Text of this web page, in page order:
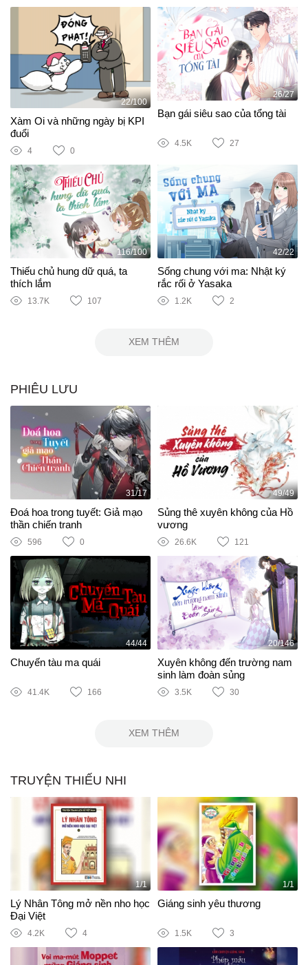
22/100
Xàm Oi và những ngày bị KPI
đuổi
4 0
26/27
Bạn gái siêu sao của tổng tài
4.5K 27
116/100
Thiếu chủ hung dữ quá, ta
thích lắm
13.7K 107
42/22
Sống chung với ma: Nhật ký
rắc rối ở Yasaka
1.2K 2
XEM THÊM
PHIÊU LƯU
31/17
Đoá hoa trong tuyết: Giả mạo
thần chiến tranh
596 0
49/49
Sủng thê xuyên không của Hồ
vương
26.6K 121
44/44
Chuyến tàu ma quái
41.4K 166
20/146
Xuyên không đến trường nam
sinh làm đoàn sủng
3.5K 30
XEM THÊM
TRUYỆN THIẾU NHI
1/1
Lý Nhân Tông mở nền nho học
Đại Việt
4.2K 4
1/1
Giáng sinh yêu thương
1.5K 3